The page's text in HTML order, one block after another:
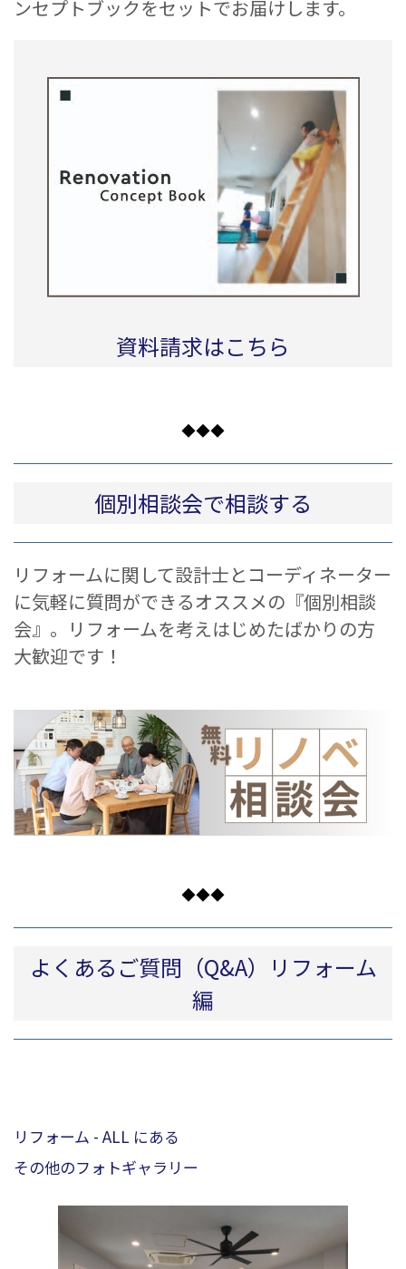
ンセプトブックをセットでお届けします。
資料請求はこちら
◆◆◆
個別相談会で相談する
リフォームに関して設計士とコーディネーター
に気軽に質問ができるオススメの『個別相談
会』。リフォームを考えはじめたばかりの方
大歓迎です！
◆◆◆
よくあるご質問（Q&A）リフォーム
編
リフォーム - ALL にある
その他のフォトギャラリー